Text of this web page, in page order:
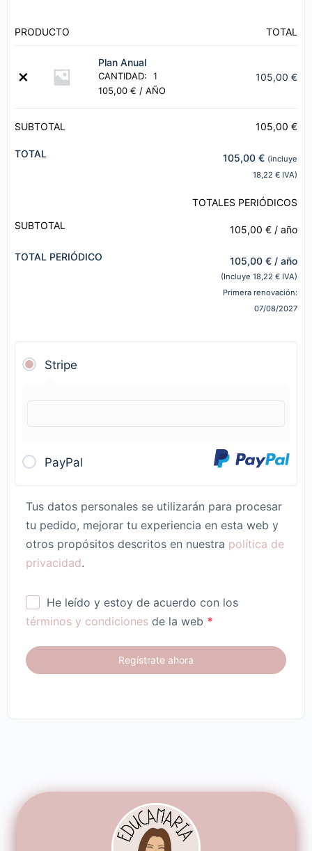
PRODUCTO TOTAL
×
Plan Anual
CANTIDAD:
1
105,00€ / AÑO
105,00 €
SUBTOTAL 105,00 €
TOTAL 105,00 € (incluye
18,22 € IVA)
TOTALES PERIÓDICOS
SUBTOTAL
105,00 € / año
TOTAL PERIÓDICO 105,00 € / año
(Incluye 18,22 € IVA)
Primera renovación:
07/08/2027
Stripe
PayPal
Tus datos personales se utilizarán para procesar
tu pedido, mejorar tu experiencia en esta web y
otros propósitos descritos en nuestra política de
privacidad.
He leído y estoy de acuerdo con los
términos y condiciones de la web *
Regístrate ahora